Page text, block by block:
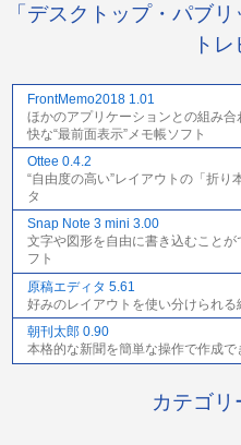
「デスクトップ・パブ
ト
FrontMemo2018 1.01
ほかのアプリケーションとの組み
快な“最前面表示”メモ帳ソフト
Ottee 0.4.2
“自由度の高い”レイアウトの「折
タ
Snap Note 3 mini 3.00
文字や図形を自由に書き込むこと
フト
原稿エディタ 5.61
好みのレイアウトを使い分けられ
朝刊太郎 0.90
本格的な新聞を簡単な操作で作成で
カテゴリ